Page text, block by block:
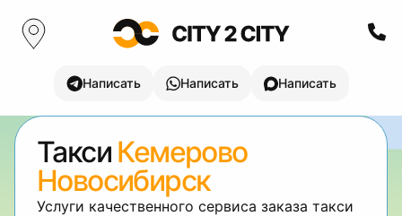
Написать Написать Написать
Такси Кемерово
Новосибирск
Услуги качественного сервиса заказа такси